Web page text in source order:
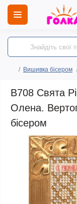
Вишивка бісером
B708 Свята
Олена.
бісером